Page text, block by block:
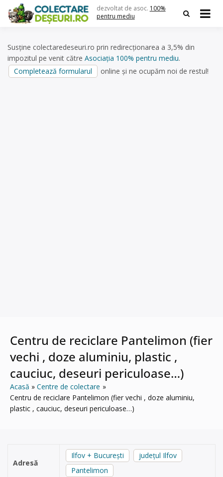
content
dezvoltat de asoc. 100%
pentru mediu
Susține colectaredeseuri.ro prin redirecționarea a 3,5% din
impozitul pe venit către Asociația 100% pentru mediu.
Completează formularul
online și ne ocupăm noi de restul!
Centru de reciclare Pantelimon (fier
vechi , doze aluminiu, plastic ,
cauciuc, deseuri periculoase…)
Acasă
Centre de colectare
Centru de reciclare Pantelimon (fier vechi , doze aluminiu,
plastic , cauciuc, deseuri periculoase…)
Adresă
Ilfov + București
județul Ilfov
Pantelimon